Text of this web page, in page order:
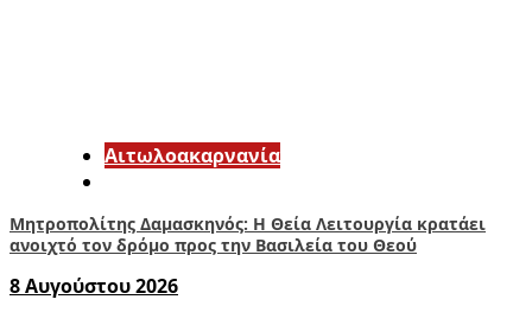
Αιτωλοακαρνανία
Μητροπολίτης Δαμασκηνός: Η Θεία Λειτουργία κρατάει
ανοιχτό τον δρόμο προς την Βασιλεία του Θεού
8 Αυγούστου 2026